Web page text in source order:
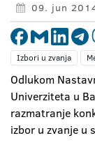
09. jun
Izbori u zvanja
Odlukom
Univerziteta u
razmatranje
izbor u zvanje u